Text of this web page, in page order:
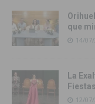
que
14/
La
12/